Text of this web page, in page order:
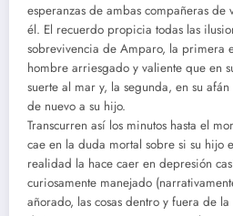
esperanzas de ambas compañeras
él. El recuerdo propicia todas las
sobrevivencia de Amparo, la primera
hombre arriesgado y valiente que en
suerte al mar y, la segunda, en su
de nuevo a su hijo.
Transcurren así los minutos hasta el
cae en la duda mortal sobre si su hijo
realidad la hace caer en depresión
curiosamente manejado
añorado, las cosas dentro y fuera de